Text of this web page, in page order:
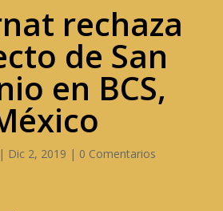
rechaza
de San
en BCS,
| Dic 2, 2019 | 0 Comentarios